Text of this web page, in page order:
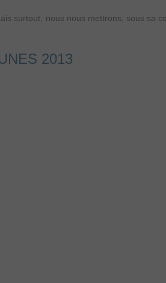
surtout, nous nous mettrons, sous sa
2013